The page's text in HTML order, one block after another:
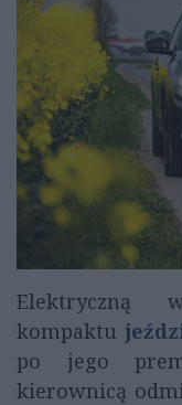
Elektryczną
kompaktu
po jego
kierownicą